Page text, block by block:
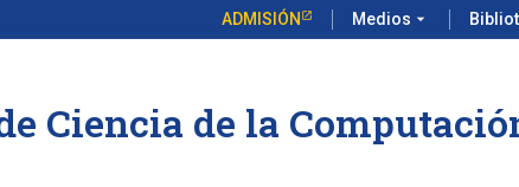
ADMISIÓN Medios arrow_drop_down
Ciencia de la